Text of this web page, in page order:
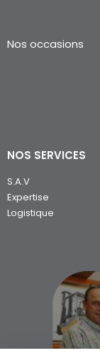
Nos occasions
NOS SERVICES
S.A.V
Expertise
Logistique